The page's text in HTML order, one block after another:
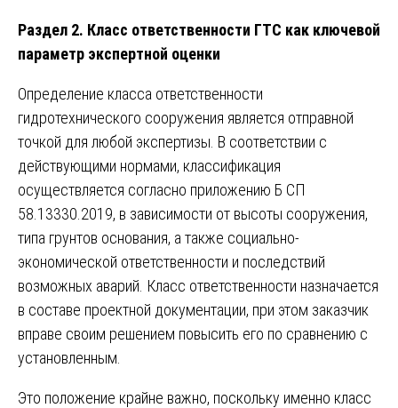
Раздел 2. Класс ответственности ГТС как ключевой
параметр экспертной оценки
Определение класса ответственности
гидротехнического сооружения является отправной
точкой для любой экспертизы. В соответствии с
действующими нормами, классификация
осуществляется согласно приложению Б СП
58.13330.2019, в зависимости от высоты сооружения,
типа грунтов основания, а также социально-
экономической ответственности и последствий
возможных аварий. Класс ответственности назначается
в составе проектной документации, при этом заказчик
вправе своим решением повысить его по сравнению с
установленным.
Это положение крайне важно, поскольку именно класс